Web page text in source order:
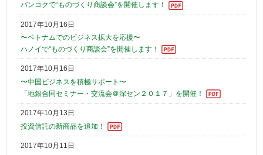
バンコクで“ものづくり商談会”を開催します！
2017年10月16日
〜ベトナムでのビジネス拡大を応援〜
ハノイで“ものづくり商談会”を開催します！
2017年10月16日
〜中国ビジネスを積極サポート〜
「地銀合同セミナー・交流会＠深セン２０１７」を開催！
2017年10月13日
投資信託の新商品を追加！
2017年10月11日